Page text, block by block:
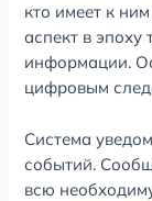
кто имеет к
аспект в эпоху
информации.
цифровым
Система
событий.
всю